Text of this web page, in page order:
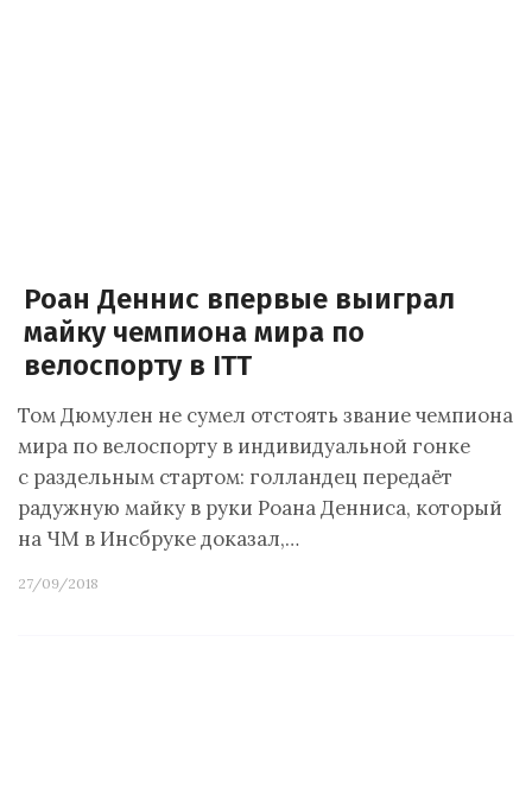
Роан Деннис впервые выиграл
майку чемпиона мира по
велоспорту в ITT
Том Дюмулен не сумел отстоять звание чемпиона
мира по велоспорту в индивидуальной гонке
с раздельным стартом: голландец передаёт
радужную майку в руки Роана Денниса, который
на ЧМ в Инсбруке доказал,…
27/09/2018